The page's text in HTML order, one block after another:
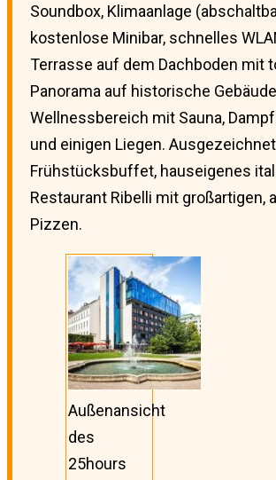
Soundbox, Klimaanlage
kostenlose Minibar, schnelles
Terrasse auf dem Dachboden mit
Panorama auf historische
Wellnessbereich mit Sauna,
und einigen Liegen.
Frühstücksbuffet, hauseigenes
Restaurant Ribelli mit großartigen,
Pizzen.
Außenansicht
des
25hours